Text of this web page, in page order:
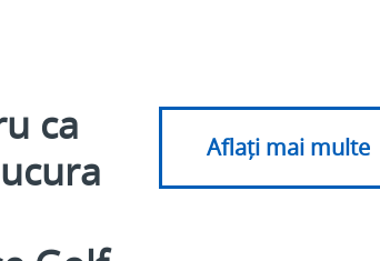
ca
Aflați mai multe